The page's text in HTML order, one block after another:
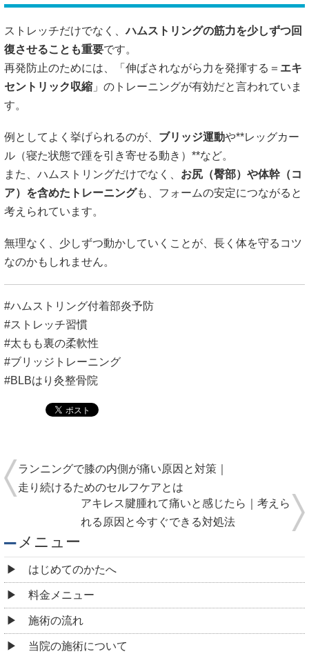
ストレッチだけでなく、ハムストリングの筋力を少しずつ回
復させることも重要です。
再発防止のためには、「伸ばされながら力を発揮する＝ エキ
セントリック収縮 」のトレーニングが有効だと言われていま
す。
例としてよく挙げられるのが、 ブリッジ運動や**レッグカー
ル（寝た状態で踵を引き寄せる動き）**など。
また、ハムストリングだけでなく、 お尻（臀部）や体幹（コ
ア）を含めたトレーニングも、フォームの安定につながると
考えられています。
無理なく、少しずつ動かしていくことが、長く体を守るコツ
なのかもしれません。
#ハムストリング付着部炎予防
#ストレッチ習慣
#太もも裏の柔軟性
#ブリッジトレーニング
#BLBはり灸整骨院
ランニングで膝の内側が痛い原因と対策｜
走り続けるためのセルフケアとは
アキレス腱腫れて痛いと感じたら｜考えら
れる原因と今すぐできる対処法
メニュー
はじめてのかたへ
料金メニュー
施術の流れ
当院の施術について